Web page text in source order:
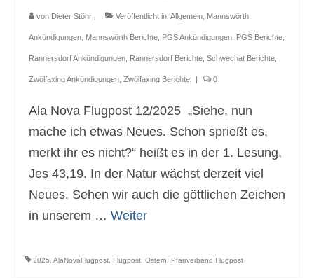
Dreifaltigkeitsnews
von Dieter Stöhr | Veröffentlicht in: Allgemein Mannswörth
Ankündigungen Mannswörth Berichte PGS Ankündigungen PGS Berichte
Rannersdorf Ankündigungen Rannersdorf Berichte Schwechat Berichte
Zwölfaxing Ankündigungen Zwölfaxing Berichte | 0
Ala Nova Flugpost 12/2025 „Siehe, nun
mache ich etwas Neues. Schon sprießt es,
merkt ihr es nicht?“ heißt es in der 1. Lesung,
Jes 43,19. In der Natur wächst derzeit viel
Neues. Sehen wir auch die göttlichen Zeichen
in unserem … Weiter
2025 AlaNovaFlugpost Flugpost Ostern Pfarrverband Flugpost